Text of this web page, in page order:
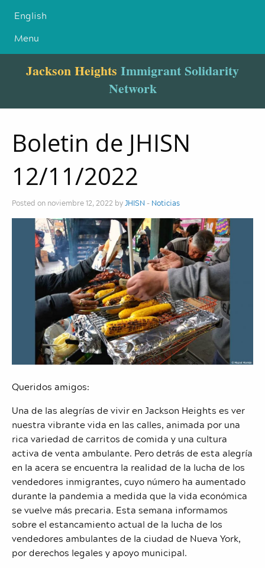
English
Menu
Jackson Heights Immigrant Solidarity
Network
Boletin de JHISN
12/11/2022
Posted on noviembre 12, 2022 byJHISN - Noticias
Queridos amigos:
Una de las alegrías de vivir en Jackson Heights es ver
nuestra vibrante vida en las calles, animada por una
rica variedad de carritos de comida y una cultura
activa de venta ambulante. Pero detrás de esta alegría
en la acera se encuentra la realidad de la lucha de los
vendedores inmigrantes, cuyo número ha aumentado
durante la pandemia a medida que la vida económica
se vuelve más precaria. Esta semana informamos
sobre el estancamiento actual de la lucha de los
vendedores ambulantes de la ciudad de Nueva York,
por derechos legales y apoyo municipal.